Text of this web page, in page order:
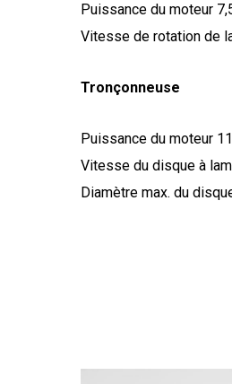
Puissance du moteur
Vitesse de rotation de
Tronçonneuse
Puissance du moteur
Vitesse du disque à
Diamètre max. du